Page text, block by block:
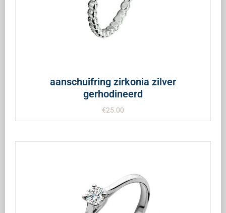
aanschuifring zirkonia zilver
gerhodineerd
€25.00